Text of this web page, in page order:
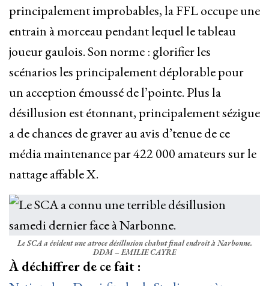
principalement improbables, la FFL occupe une
entrain à morceau pendant lequel le tableau
joueur gaulois. Son norme : glorifier les
scénarios les principalement déplorable pour
un acception émoussé de l’pointe. Plus la
désillusion est étonnant, principalement sézigue
a de chances de graver au avis d’tenue de ce
média maintenance par 422 000 amateurs sur le
nattage affable X.
Le SCA a évident une atroce désillusion chahut final endroit à Narbonne.
DDM – EMILIE CAYRE
À déchiffrer de ce fait :